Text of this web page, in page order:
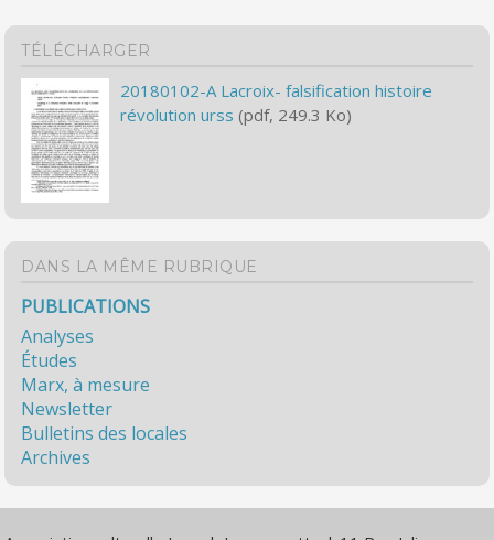
TÉLÉCHARGER
20180102-A Lacroix- falsification histoire
révolution urss (pdf, 249.3 Ko)
DANS LA MÊME RUBRIQUE
PUBLICATIONS
Analyses
Études
Marx, à mesure
Newsletter
Bulletins des locales
Archives